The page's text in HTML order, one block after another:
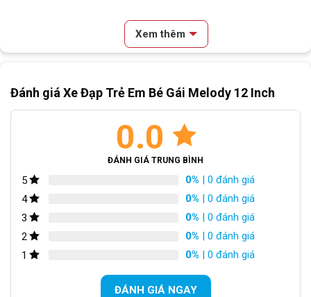
Đặc Điểm Nổi Bật Của Xe Đạp Trẻ Em Bé Gái Melody 12 Inch
Kích cỡ bánh 12 inch
phanh đùm bánh sau. Giúp bé dễ dàng kiểm soát tốc độ và
đảm bảo an toàn trong mọi hoàn cảnh.
Phanh vành đảm bảo an toàn cho các bé
Xem thêm
Đánh giá Xe Đạp Trẻ Em Bé Gái Melody 12 Inch
0.0
ĐÁNH GIÁ TRUNG BÌNH
5 0% | 0 đánh giá
4
0% | 0 đánh giá
3
0% | 0 đánh giá
2
0% | 0 đánh giá
1
0% | 0 đánh giá
ĐÁNH GIÁ NGAY